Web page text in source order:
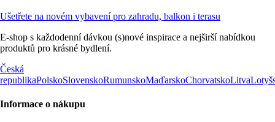
Ušetřete na novém vybavení pro zahradu, balkon i terasu
E-shop s každodenní dávkou (s)nové inspirace a nejširší nabídkou
produktů pro krásné bydlení.
Česká
republikaPolskoSlovenskoRumunskoMaďarskoChorvatskoLitva
Informace o nákupu